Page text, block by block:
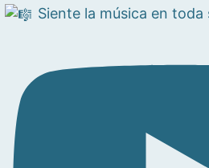
Siente la música en toda